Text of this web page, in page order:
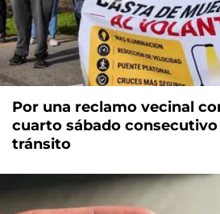
Por una reclamo vecinal
cuarto sábado
tránsito